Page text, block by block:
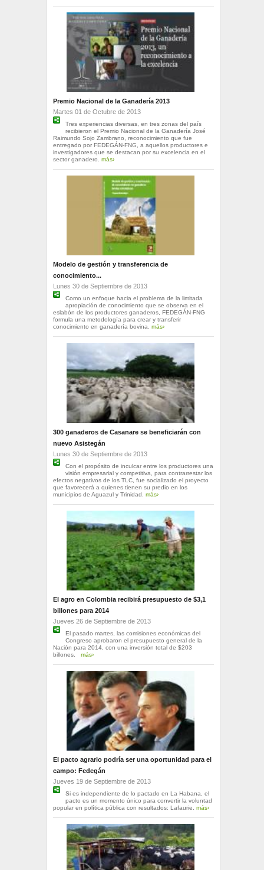
Premio Nacional de la Ganadería 2013
Martes 01 de Octubre de 2013
Tres experiencias diversas, en tres zonas del país
recibieron el Premio Nacional de la Ganadería José
Raimundo Sojo Zambrano, reconocimiento que fue
entregado por FEDEGÁN-FNG, a aquellos productores e
investigadores que se destacan por su excelencia en el
sector ganadero. más›
Modelo de gestión y transferencia de
conocimiento...
Lunes 30 de Septiembre de 2013
Como un enfoque hacia el problema de la limitada
apropiación de conocimiento que se observa en el
eslabón de los productores ganaderos, FEDEGÁN-FNG
formula una metodología para crear y transferir
conocimiento en ganadería bovina. más›
300 ganaderos de Casanare se beneficiarán con
nuevo Asistegán
Lunes 30 de Septiembre de 2013
Con el propósito de inculcar entre los productores una
visión empresarial y competitiva, para contrarrestar los
efectos negativos de los TLC, fue socializado el proyecto
que favorecerá a quienes tienen su predio en los
municipios de Aguazul y Trinidad. más›
El agro en Colombia recibirá presupuesto de $3,1
billones para 2014
Jueves 26 de Septiembre de 2013
El pasado martes, las comisiones económicas del
Congreso aprobaron el presupuesto general de la
Nación para 2014, con una inversión total de $203
billones. más›
El pacto agrario podría ser una oportunidad para el
campo: Fedegán
Jueves 19 de Septiembre de 2013
Si es independiente de lo pactado en La Habana, el
pacto es un momento único para convertir la voluntad
popular en política pública con resultados: Lafaurie. más›